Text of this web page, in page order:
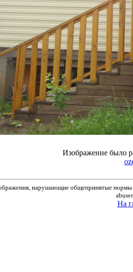
Изображение было
нарушающие общепринятые нормы
На